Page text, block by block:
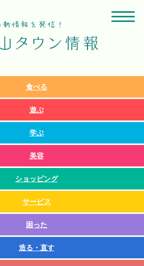
食べる
遊ぶ
学ぶ
美容
ショッピング
サービス
困った
造る・直す